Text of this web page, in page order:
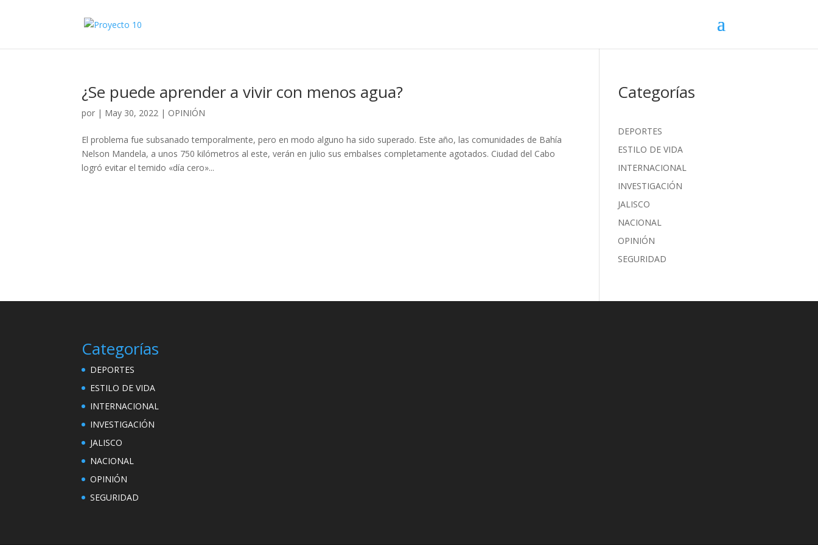
¿Se puede aprender a vivir con menos agua?
por | May 30, 2022 | OPINIÓN
El problema fue subsanado temporalmente, pero en modo alguno ha sido superado. Este año, las comunidades de Bahía
Nelson Mandela, a unos 750 kilómetros al este, verán en julio sus embalses completamente agotados. Ciudad del Cabo
logró evitar el temido «día cero»...
Categorías
DEPORTES
ESTILO DE VIDA
INTERNACIONAL
INVESTIGACIÓN
JALISCO
NACIONAL
OPINIÓN
SEGURIDAD
Categorías
DEPORTES
ESTILO DE VIDA
INTERNACIONAL
INVESTIGACIÓN
JALISCO
NACIONAL
OPINIÓN
SEGURIDAD